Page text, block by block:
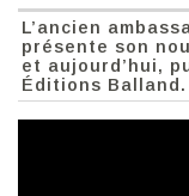
L’ancien
présente son
et aujourd’hui,
Éditions Balland.